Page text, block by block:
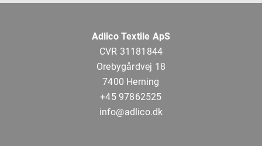
Adlico Textile ApS
CVR 31181844
Orebygårdvej 18
7400 Herning
+45 97862525
info@adlico.dk